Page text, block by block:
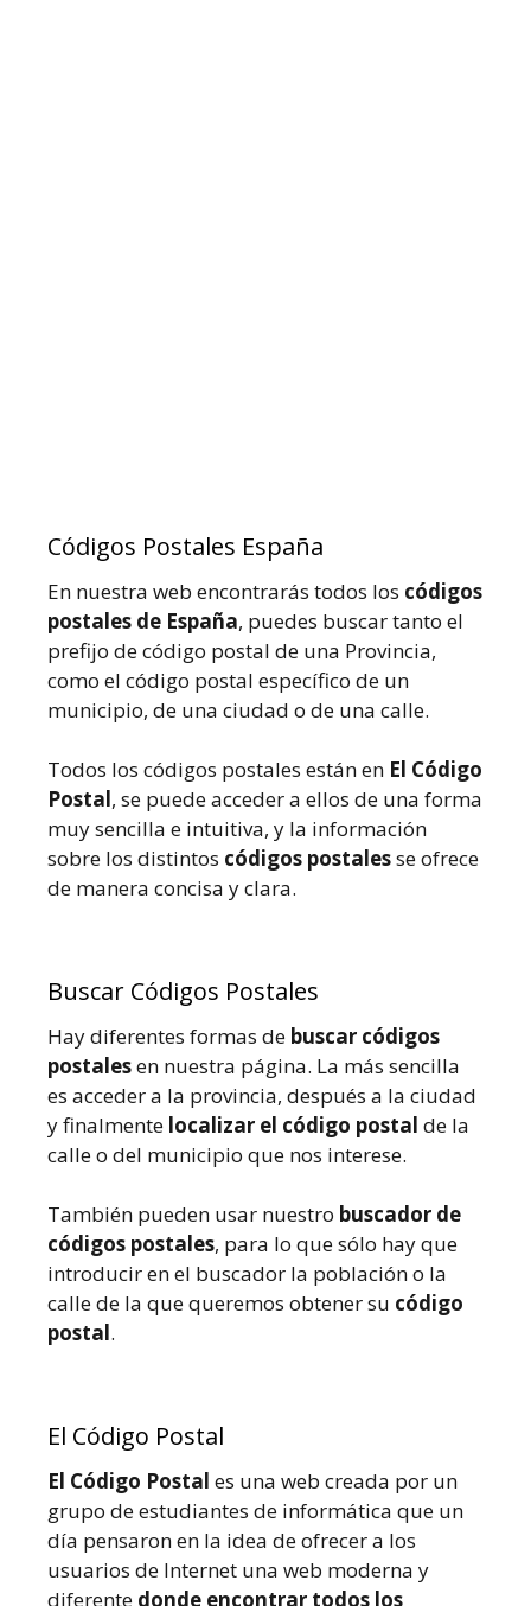
Códigos Postales España
En nuestra web encontrarás todos los códigos
postales de España, puedes buscar tanto el
prefijo de código postal de una Provincia,
como el código postal específico de un
municipio, de una ciudad o de una calle.
Todos los códigos postales están en El Código
Postal, se puede acceder a ellos de una forma
muy sencilla e intuitiva, y la información
sobre los distintos códigos postalesse ofrece
de manera concisa y clara.
Buscar Códigos Postales
Hay diferentes formas de buscar códigos
postalesen nuestra página. La más sencilla
es acceder a la provincia, después a la ciudad
y finalmente localizar el código postal de la
calle o del municipio que nos interese.
También pueden usar nuestro buscador de
códigos postales, para lo que sólo hay que
introducir en el buscador la población o la
calle de la que queremos obtener su código
postal.
El Código Postal
El Código Postal es una web creada por un
grupo de estudiantes de informática que un
día pensaron en la idea de ofrecer a los
usuarios de Internet una web moderna y
diferente donde encontrar todos los